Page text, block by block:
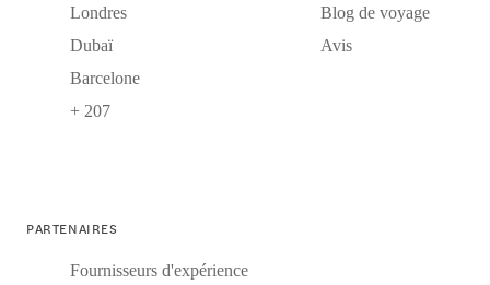
Londres
Dubaï
Barcelone
+ 207
Blog de voyage
Avis
PARTENAIRES
Fournisseurs d'expérience